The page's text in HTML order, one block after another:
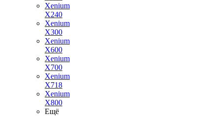
Xenium
X240
Xenium
X300
Xenium
X600
Xenium
X700
Xenium
X718
Xenium
X800
Ещё